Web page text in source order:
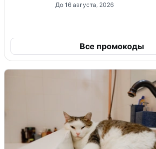
До 16 августа, 2026
Все промокоды